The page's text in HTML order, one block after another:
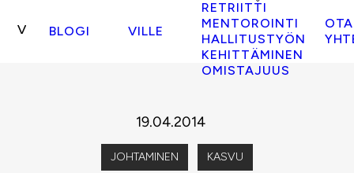
BLOGI VILLE
RETRIITTI
MENTOROINTI
HALLITUSTYÖN
KEHITTÄMINEN
OMISTAJUUS
OTA
19.04.2014
JOHTAMINEN KASVU